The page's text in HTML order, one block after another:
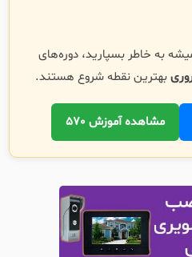
به خاطر بسپارید، دوره‌های
بهترین نقطه شروع هستند.
مشاهده آموزش 570